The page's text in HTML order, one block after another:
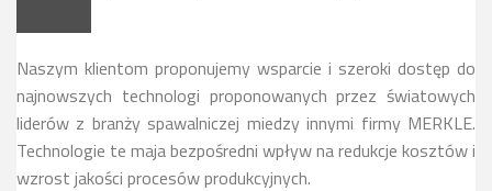
Naszym klientom proponujemy wsparcie i szeroki dostęp do
najnowszych technologi proponowanych przez światowych
liderów z branży spawalniczej miedzy innymi firmy MERKLE.
Technologie te maja bezpośredni wpływ na redukcje kosztów i
wzrost jakości procesów produkcyjnych.